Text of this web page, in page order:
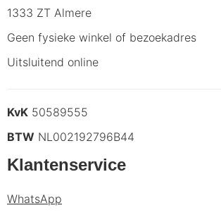
1333 ZT Almere
Geen fysieke winkel of bezoekadres
Uitsluitend online
KvK 50589555
BTW NL002192796B44
Klantenservice
WhatsApp